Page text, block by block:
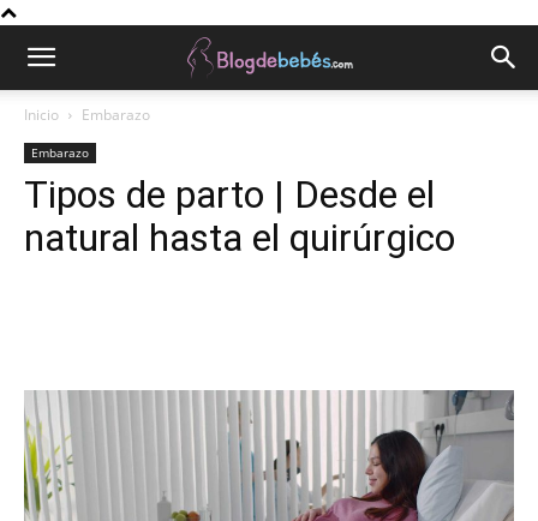
Inicio Embarazo
Embarazo
Tipos de parto | Desde el
natural hasta el quirúrgico